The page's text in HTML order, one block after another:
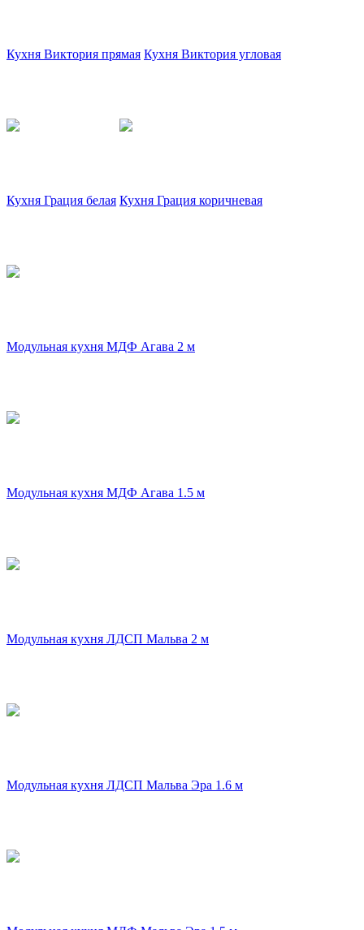
Кухня Виктория прямая Кухня Виктория угловая
Кухня Грация белая Кухня Грация коричневая
Модульная кухня МДФ Агава 2 м
Модульная кухня МДФ Агава 1.5 м
Модульная кухня ЛДСП Мальва 2 м
Модульная кухня ЛДСП Мальва Эра 1.6 м